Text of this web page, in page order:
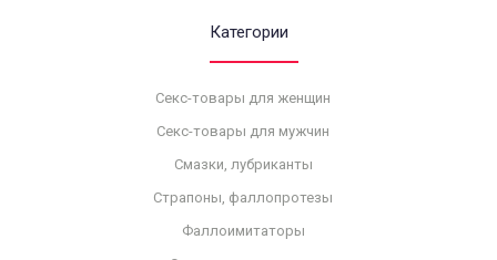
Категории
Секс-товары для женщин
Секс-товары для мужчин
Смазки, лубриканты
Страпоны, фаллопротезы
Фаллоимитаторы